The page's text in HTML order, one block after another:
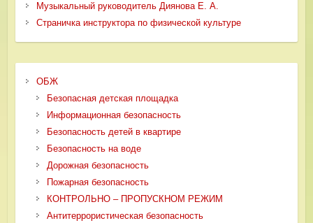
Музыкальный руководитель Диянова Е. А.
Страничка инструктора по физической культуре
ОБЖ
Безопасная детская площадка
Информационная безопасность
Безопасность детей в квартире
Безопасность на воде
Дорожная безопасность
Пожарная безопасность
КОНТРОЛЬНО – ПРОПУСКНОМ РЕЖИМ
Антитеррористическая безопасность